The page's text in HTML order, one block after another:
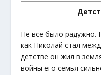
Не всё было радужно.
как Николай стал
детстве он жил в
войны его семья